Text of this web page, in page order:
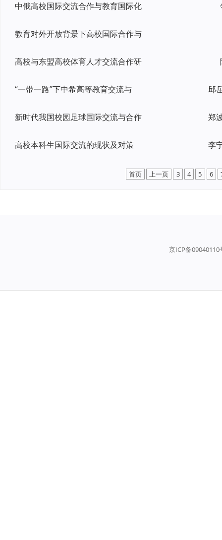
中俄高校国际交流合作与教育国际化
教育对外开放背景下高校国际合作与
高校与东盟高校体育人才交流合作研
“一带一路”下中希高等教育交流与 邱
新时代我国校园足球国际交流与合作 郑
高校本科生国际交流的现状及对策
首页 上一页 3 4 5 6
京ICP备